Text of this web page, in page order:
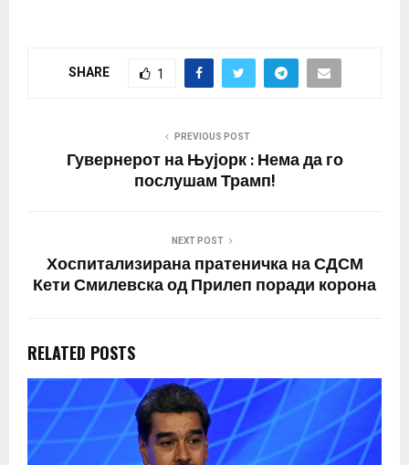
SHARE 1
PREVIOUS POST
Гувернерот на Њујорк : Нема да го
послушам Трамп!
NEXT POST
Хоспитализирана пратеничка на СДСМ
Кети Смилевска од Прилеп поради корона
RELATED POSTS